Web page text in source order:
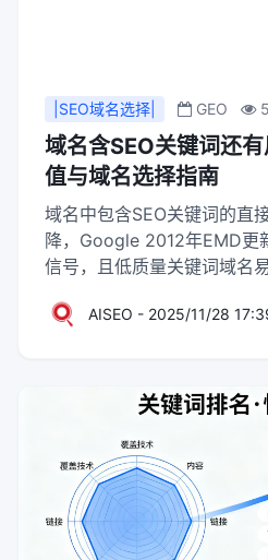
|SEO域名选择| GEO
域名含SEO关键词还
值与域名选择指南
域名中包含SEO关键词的直
降，Google 2012年EMD更
信号，且低质量关键词域名易
AISEO - 2025/11/28